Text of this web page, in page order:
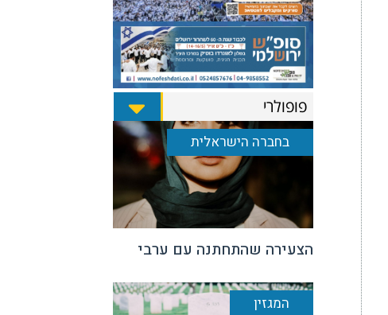
פופולרי
בחברה הישראלית
הצעירה שהתחתנה עם ערבי
המגזין